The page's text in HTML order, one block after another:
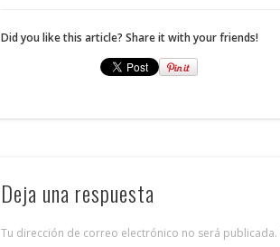
Did you like this article? Share it with your friends!
Deja una respuesta
Tu dirección de correo electrónico no será publicada.